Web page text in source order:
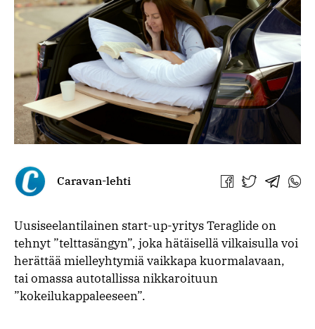
Caravan-lehti
Jaa Jaa Jaa Jaa
Uusiseelantilainen start-up-yritys Teraglide on
tehnyt ”telttasängyn”, joka hätäisellä vilkaisulla voi
herättää mielleyhtymiä vaikkapa kuormalavaan,
tai omassa autotallissa nikkaroituun
”kokeilukappaleeseen”.